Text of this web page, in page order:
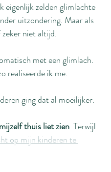
eigenlijk zelden glimlachte
uitzondering. Maar als
niet altijd.
met een glimlach.
realiseerde ik me.
ging dat al moeilijker.
thuis liet zien. Terwijl
op mijn kinderen te